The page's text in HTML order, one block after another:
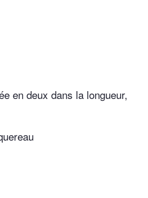
en deux dans la longueur,